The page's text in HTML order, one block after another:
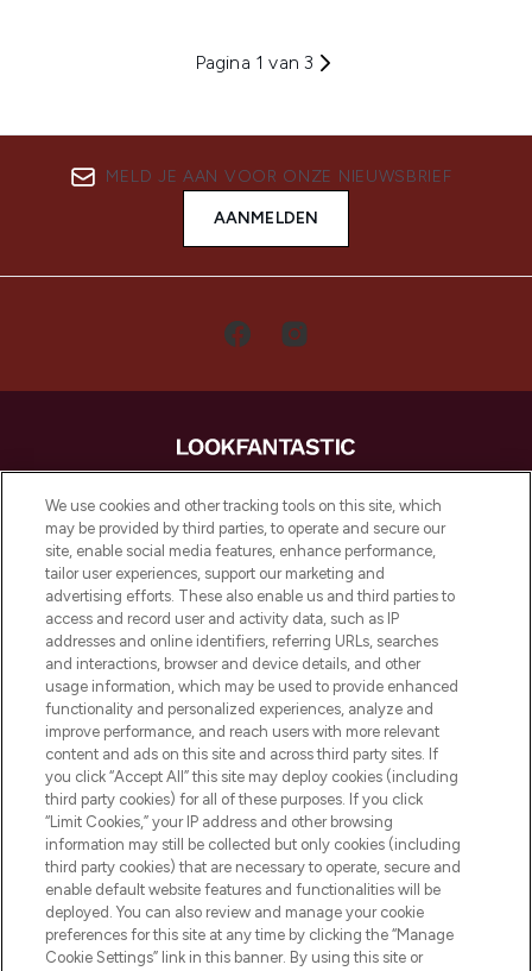
Pagina 1 van 3
MELD JE AAN VOOR ONZE NIEUWSBRIEF
AANMELDEN
LOOKFANTASTIC is de ultieme online
beautybestemming van Europa, met de
beste huidverzorging, haarproducten en
make-up van meer dan 200 topmerken.
Shop online of via de app, met gratis
verzending vanaf €40.
Cookie-toestemming
Do Not Sell or Share My Personal
Information
HELP & INFORMATIE
BEDRIJFSINFORMATIE
OVER LOOKFANTASTIC
We use cookies and other tracking tools on this site, which
may be provided by third parties, to operate and secure our
site, enable social media features, enhance performance,
tailor user experiences, support our marketing and
advertising efforts. These also enable us and third parties to
access and record user and activity data, such as IP
addresses and online identifiers, referring URLs, searches
and interactions, browser and device details, and other
usage information, which may be used to provide enhanced
functionality and personalized experiences, analyze and
improve performance, and reach users with more relevant
content and ads on this site and across third party sites. If
you click “Accept All” this site may deploy cookies (including
third party cookies) for all of these purposes. If you click
“Limit Cookies,” your IP address and other browsing
information may still be collected but only cookies (including
third party cookies) that are necessary to operate, secure and
enable default website features and functionalities will be
deployed. You can also review and manage your cookie
preferences for this site at any time by clicking the “Manage
Cookie Settings” link in this banner. By using this site or